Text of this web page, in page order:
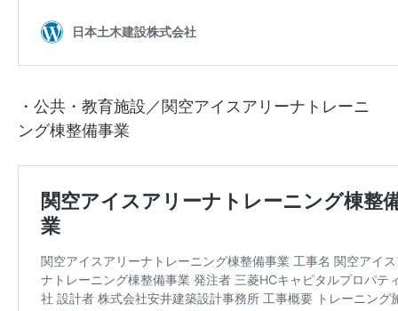
・公共・教育施設／関空アイスアリーナトレーニ
ング棟整備事業